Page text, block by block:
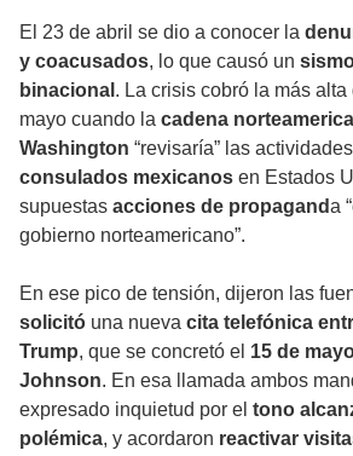
El 23 de abril se dio a conocer la
y coacusados, lo que causó un
binacional . La crisis cobró la más
mayo cuando la cadena
Washington “revisaría” las
consulados mexicanos en Estados
supuestas acciones de propaganda
gobierno norteamericano”.
En ese pico de tensión, dijeron las
solicitó una nueva cita telefónica
Trump, que se concretó el 15 de
Johnson. En esa llamada ambos
expresado inquietud por el tono
polémica, y acordaron reactivar